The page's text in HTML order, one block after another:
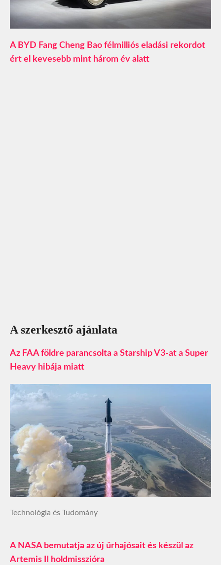
A BYD Fang Cheng Bao félmilliós eladási rekordot
ért el kevesebb mint három év alatt
A szerkesztő ajánlata
Az FAA földre parancsolta a Starship V3-at a Super
Heavy hibája miatt
Technológia és Tudomány
A NASA bemutatja az új űrhajósait és készül az
Artemis II holdmisszióra